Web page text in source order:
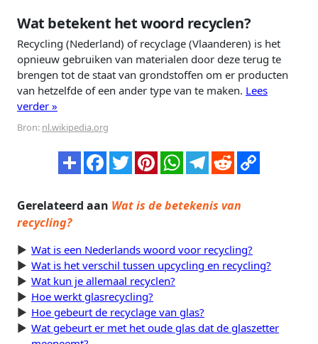
Wat betekent het woord recyclen?
Recycling (Nederland) of recyclage (Vlaanderen) is het
opnieuw gebruiken van materialen door deze terug te
brengen tot de staat van grondstoffen om er producten
van hetzelfde of een ander type van te maken. Lees
verder »
Bron: nl.wikipedia.org
Gerelateerd aan Wat is de betekenis van
recycling?
Wat is een Nederlands woord voor recycling?
Wat is het verschil tussen upcycling en recycling?
Wat kun je allemaal recyclen?
Hoe werkt glasrecycling?
Hoe gebeurt de recyclage van glas?
Wat gebeurt er met het oude glas dat de glaszetter